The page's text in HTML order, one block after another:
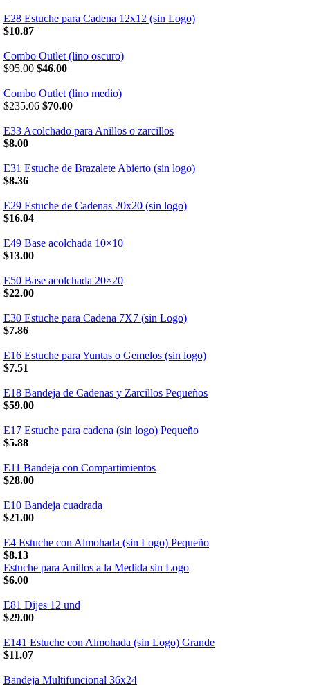
E28 Estuche para Cadena 12x12 (sin Logo)
$10.87
Combo Outlet (lino oscuro)
$95.00 $46.00
Combo Outlet (lino medio)
$235.06 $70.00
E33 Acolchado para Anillos o zarcillos
$8.00
E31 Estuche de Brazalete Abierto (sin logo)
$8.36
E29 Estuche de Cadenas 20x20 (sin logo)
$16.04
E49 Base acolchada 10×10
$13.00
E50 Base acolchada 20×20
$22.00
E30 Estuche para Cadena 7X7 (sin Logo)
$7.86
E16 Estuche para Yuntas o Gemelos (sin logo)
$7.51
E18 Bandeja de Cadenas y Zarcillos Pequeños
$59.00
E17 Estuche para cadena (sin logo) Pequeño
$5.88
E11 Bandeja con Compartimientos
$28.00
E10 Bandeja cuadrada
$21.00
E4 Estuche con Almohada (sin Logo) Pequeño
$8.13
Estuche para Anillos a la Medida sin Logo
$6.00
E81 Dijes 12 und
$29.00
E141 Estuche con Almohada (sin Logo) Grande
$11.07
Bandeja Multifuncional 36x24